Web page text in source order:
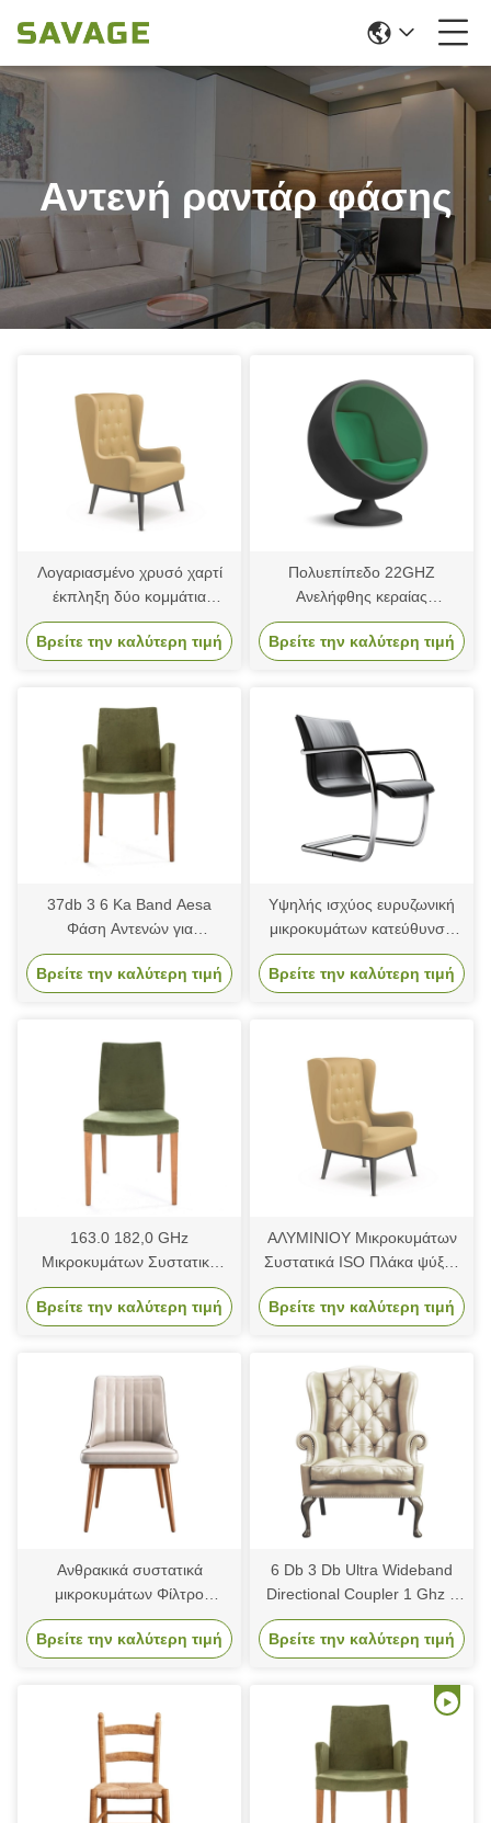
Αντενή ραντάρ φάσης
Λογαριασμένο χρυσό χαρτί
έκπληξη δύο κομμάτια
κάλυμμα και βάση πέλμα
γραβάτα χαρτόνι γενέθλια
Βρείτε την καλύτερη τιμή
Πολυεπίπεδο 22GHZ
Ανελήφθης κεραίας
κυματοδηγού από χαλκό
Βρείτε την καλύτερη τιμή
37db 3 6 Ka Band Aesa
Φάση Αντενών για
αεροσκάφη Διοίκηση δέσμης
16 GHz έως 17 GHz
Βρείτε την καλύτερη τιμή
Υψηλής ισχύος ευρυζωνική
μικροκυμάτων κατεύθυνση
ζευγάρι κύμα 280x187x40mm
Βρείτε την καλύτερη τιμή
163.0 182,0 GHz
Μικροκυμάτων Συστατικά
10m 30dB Μικροκυμάτων
Διαχωριστής ισχύος
Βρείτε την καλύτερη τιμή
ΑΛΥΜΙΝΙΟΥ Μικροκυμάτων
Συστατικά ISO Πλάκα ψύξης
νερού
Βρείτε την καλύτερη τιμή
Ανθρακικά συστατικά
μικροκυμάτων Φίλτρο
αρμονικών κυματοειδών
2,0db Απώλεια εισαγωγής
Βρείτε την καλύτερη τιμή
6 Db 3 Db Ultra Wideband
Directional Coupler 1 Ghz 3
Ghz 2 6 Ghz 18 Ghz
280x187x40mm
Βρείτε την καλύτερη τιμή